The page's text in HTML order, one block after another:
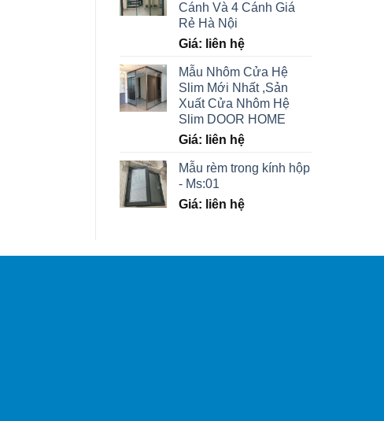
Cánh Và 4 Cánh Giá
Rẻ Hà Nội
Giá: liên hệ
Mẫu Nhôm Cửa Hệ
Slim Mới Nhất ,Sản
Xuất Cửa Nhôm Hệ
Slim DOOR HOME
Giá: liên hệ
Mẫu rèm trong kính hộp
- Ms:01
Giá: liên hệ